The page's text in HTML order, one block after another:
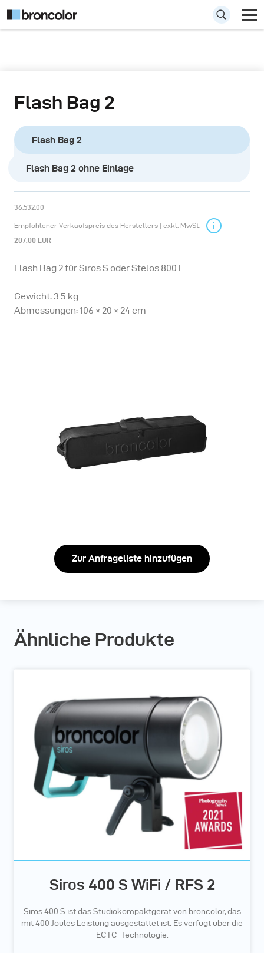
Flash Bag 2
Flash Bag 2
Flash Bag 2 ohne Einlage
36.532.00
Empfohlener Verkaufspreis des Herstellers | exkl. MwSt.
207.00 EUR
Flash Bag 2 für Siros S oder Stelos 800 L
Gewicht: 3.5 kg
Abmessungen: 106 × 20 × 24 cm
Zur Anfrageliste hinzufügen
Ähnliche Produkte
Siros 400 S WiFi / RFS 2
Siros 400 S ist das Studiokompaktgerät von broncolor, das
mit 400 Joules Leistung ausgestattet ist. Es verfügt über die
ECTC-Technologie.